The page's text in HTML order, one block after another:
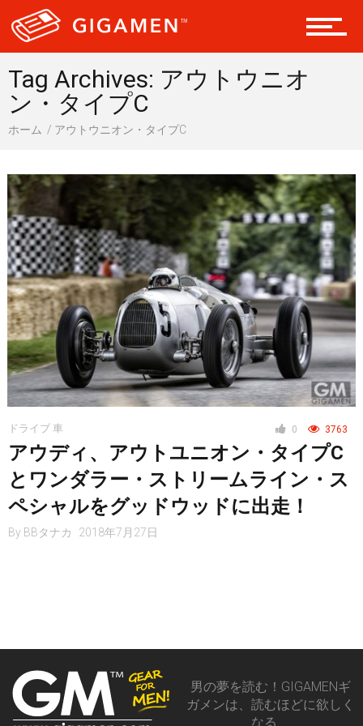
ギア
テック
レジャー
ヘルス・健康
スタイル
Tag Archives: アウトウニオ
ン・タイプC
ホーム アウトウニオン・タイプC
0 3763
ドライブ 車
アウディ、アウトユニオン・タイプC
とワンダラー・ストリームライン・ス
ペシャルをグッドウッドに出走！
By BBタナカ 2018年7月27日
男の夢を読む！GIGAMENギ
ガメンは、読むほどに欲しく
なる、